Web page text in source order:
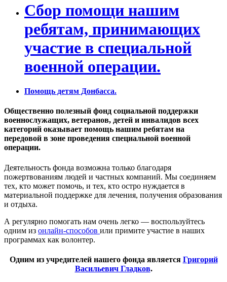
Сбор помощи нашим
ребятам, принимающих
участие в специальной
военной операции.
Помощь детям Донбасса.
Общественно полезный фонд социальной поддержки
военнослужащих, ветеранов, детей и инвалидов всех
категорий оказывает помощь нашим ребятам на
передовой в зоне проведения специальной военной
операции.
Деятельность фонда возможна только благодаря
пожертвованиям людей и частных компаний. Мы соединяем
тех, кто может помочь, и тех, кто остро нуждается в
материальной поддержке для лечения, получения образования
и отдыха.
А регулярно помогать нам очень легко — воспользуйтесь
одним из онлайн-способов или примите участие в наших
программах как волонтер.
Одним из учредителей нашего фонда является Григорий
Васильевич Гладков.